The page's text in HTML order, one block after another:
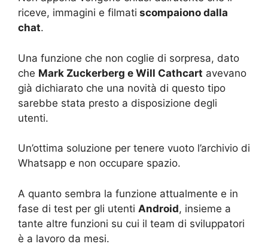
riceve, immagini e filmati scompaiono dalla
chat.
Una funzione che non coglie di sorpresa, dato
che Mark Zuckerberg e Will Cathcart avevano
già dichiarato che una novità di questo tipo
sarebbe stata presto a disposizione degli
utenti.
Un’ottima soluzione per tenere vuoto l’archivio di
Whatsapp e non occupare spazio.
A quanto sembra la funzione attualmente e in
fase di test per gli utenti Android, insieme a
tante altre funzioni su cui il team di sviluppatori
è a lavoro da mesi.